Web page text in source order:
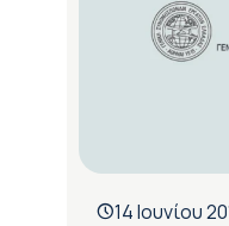
14 Ιουνίου